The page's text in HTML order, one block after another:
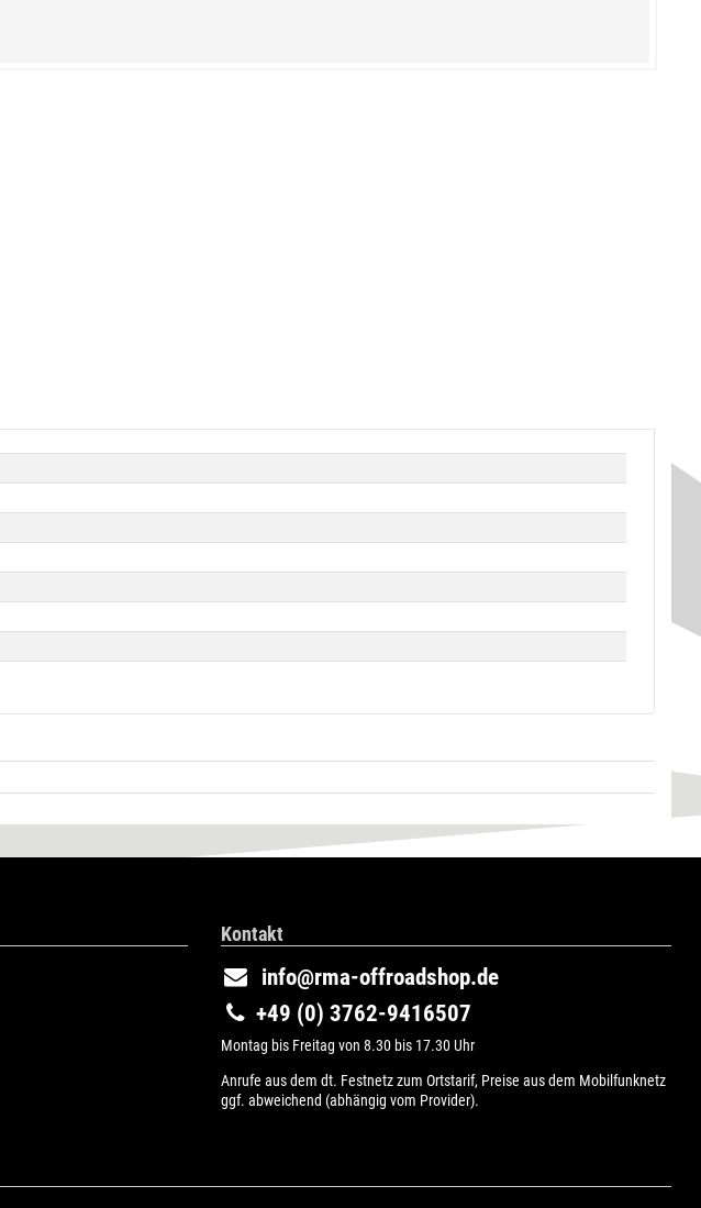
Kontakt
info@rma-offroadshop.de
+49 (0) 3762-9416507
Montag bis Freitag von 8.30 bis 17.30 Uhr
Anrufe aus dem dt. Festnetz zum Ortstarif, Preise aus dem Mobilfunknetz
ggf. abweichend (abhängig vom Provider).